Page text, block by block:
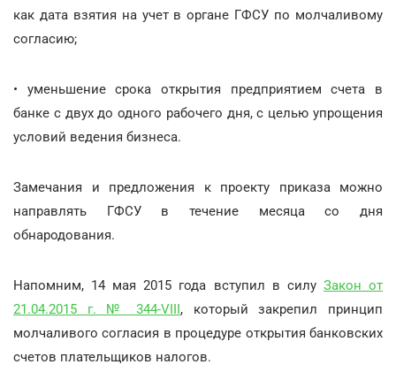
как дата взятия на учет в органе ГФСУ по молчаливому
согласию;
• уменьшение срока открытия предприятием счета в
банке с двух до одного рабочего дня, с целью упрощения
условий ведения бизнеса.
Замечания и предложения к проекту приказа можно
направлять ГФСУ в течение месяца со дня
обнародования.
Напомним, 14 мая 2015 года вступил в силу Закон от
21.04.2015 г. № 344-VIII, который закрепил принцип
молчаливого согласия в процедуре открытия банковских
счетов плательщиков налогов.